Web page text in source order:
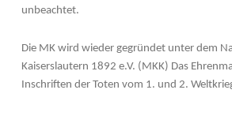
unbeachtet.
Die MK wird wieder gegründet unter dem
Kaiserslautern 1892 e.V. (MKK) Das
Inschriften der Toten vom 1. und 2.